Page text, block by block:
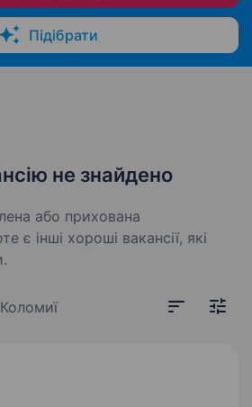
Підібрати
не знайдено
або прихована
є інші хороші вакансії, які